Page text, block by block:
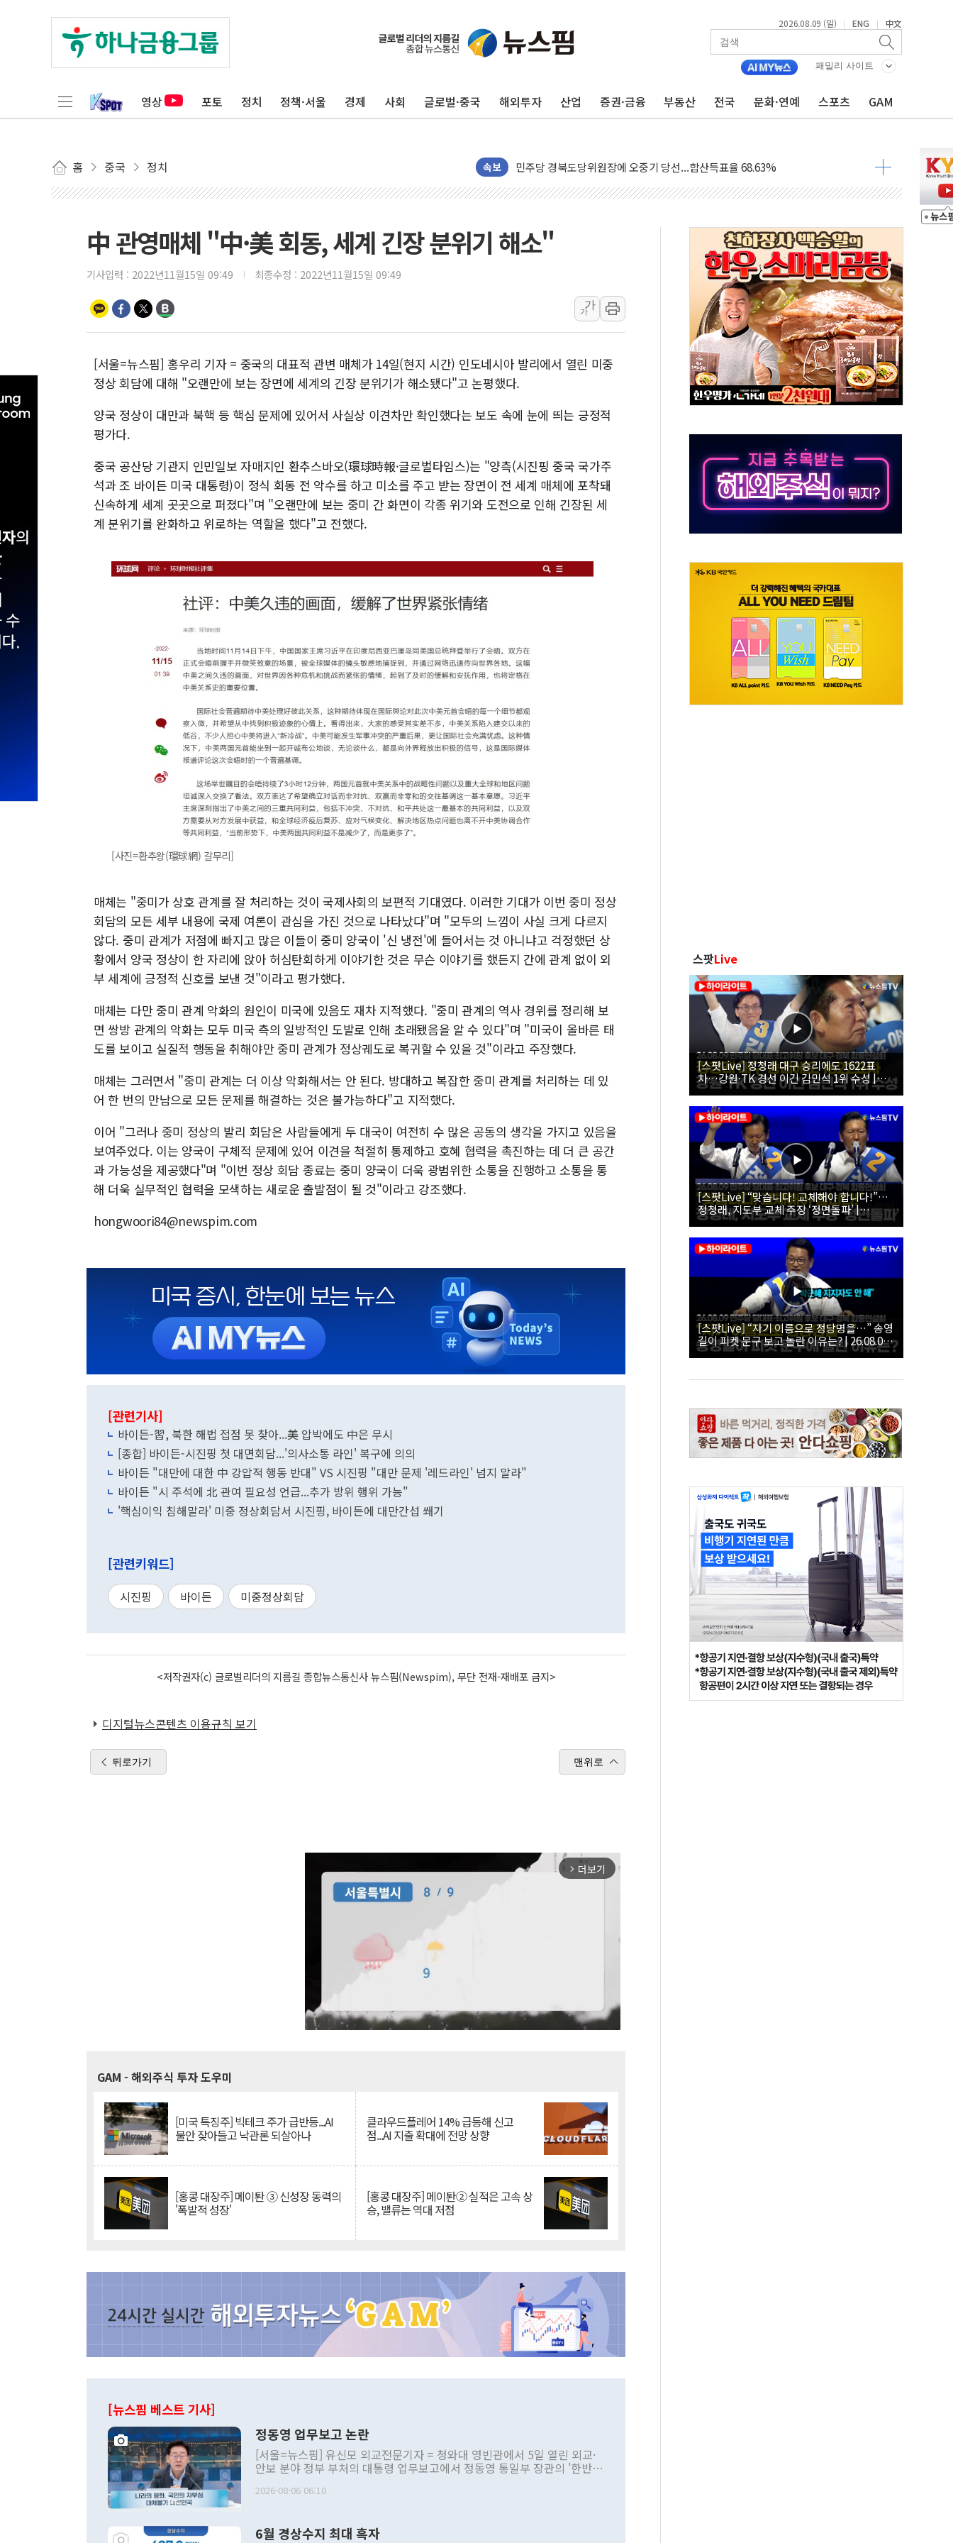
2026.08.09 (일) | ENG | 中文
패밀리 사이트
영상 포토 정치 정책·서울 경제 사회 글로벌·중국 해외투자 산업 증권·금융 부동산 전국 문화·연예 스포츠 GAM
홈 중국 정치 속보
125mm 폭우 쏟아진 울진...'두천~하당'·'올미골교' 차량 통행 선제 제한
포항 블루밸리 국가산단에 '철강 AI융합실증센터' 들어선다
상주 낙동강 선착장 하류서 50대 숨진 채 발견...경찰, 조사 중
민주당 경북도당위원장에 오중기 당선...합산득표율 68.63%
인천서 말다툼 중 어머니 살해 10대 구속…범행 후 반려견도 죽여
[속보] 민주, 강원·대구·경북 경선 결과...김민석 48.54% 정청래 44.40%
[속보] 민주, 경북 경선 결과 발표...김민석 47.37% 정청래 45.71% 송영길 6.92%
[속보] 민주, 대구 경선 결과 발표...정청래 47.82% 김민석 46.35% 송영길 5.83%
[속보] 민주, 강원 경선 결과 발표...김민석 50.30% 정청래 41.94% 송영길 7.76%
정재헌 CEO, SKT 장기고객 400명 맞이…"마음 잇는 시간 되길"
최태원, 노소영에 9440억 지급 확정되나…재상고 앞두고 막판 셈법
하나금융, 명동 소상공인에 '행복상자' 전달
인천시 광복절 현수막 '태극기 거꾸로' 논란…이틀만에 철거
병무청, 보충역 전면 손질… 예술·체육요원 최대 33% 감축
홈플러스發 대형마트 판매, 역대 최대폭 감소한 9.4%↓…유통업계 양극화 심화
'호우·산사태 주의보' 울진 시간당 30mm 강한 비...호우 피해 없어
中 관영매체 "中·美 회동, 세계 긴장 분위기 해소"
기사입력 : 2022년11월15일 09:49 최종수정 : 2022년11월15일 09:49
가
가
[서울=뉴스핌] 홍우리 기자 = 중국의 대표적 관변 매체가 14일(현지 시간) 인도네시아 발리에서 열린 미중
정상 회담에 대해 "오랜만에 보는 장면에 세계의 긴장 분위기가 해소됐다"고 논평했다.
양국 정상이 대만과 북핵 등 핵심 문제에 있어서 사실상 이견차만 확인했다는 보도 속에 눈에 띄는 긍정적
평가다.
중국 공산당 기관지 인민일보 자매지인 환추스바오(環球時報·글로벌타임스)는 "양측(시진핑 중국 국가주
석과 조 바이든 미국 대통령)이 정식 회동 전 악수를 하고 미소를 주고 받는 장면이 전 세계 매체에 포착돼
신속하게 세계 곳곳으로 퍼졌다"며 "오랜만에 보는 중미 간 화면이 각종 위기와 도전으로 인해 긴장된 세
계 분위기를 완화하고 위로하는 역할을 했다"고 전했다.
[사진=환추왕(環球網) 갈무리]
매체는 "중미가 상호 관계를 잘 처리하는 것이 국제사회의 보편적 기대였다. 이러한 기대가 이번 중미 정상
회담의 모든 세부 내용에 국제 여론이 관심을 가진 것으로 나타났다"며 "모두의 느낌이 사실 크게 다르지
않다. 중미 관계가 저점에 빠지고 많은 이들이 중미 양국이 '신 냉전'에 들어서는 것 아니냐고 걱정했던 상
황에서 양국 정상이 한 자리에 앉아 허심탄회하게 이야기한 것은 무슨 이야기를 했든지 간에 관계 없이 외
부 세계에 긍정적 신호를 보낸 것"이라고 평가했다.
매체는 다만 중미 관계 악화의 원인이 미국에 있음도 재차 지적했다. "중미 관계의 역사 경위를 정리해 보
면 쌍방 관계의 악화는 모두 미국 측의 일방적인 도발로 인해 초래됐음을 알 수 있다"며 "미국이 올바른 태
도를 보이고 실질적 행동을 취해야만 중미 관계가 정상궤도로 복귀할 수 있을 것"이라고 주장했다.
매체는 그러면서 "중미 관계는 더 이상 악화해서는 안 된다. 방대하고 복잡한 중미 관계를 처리하는 데 있
어 한 번의 만남으로 모든 문제를 해결하는 것은 불가능하다"고 지적했다.
이어 "그러나 중미 정상의 발리 회담은 사람들에게 두 대국이 여전히 수 많은 공동의 생각을 가지고 있음을
보여주었다. 이는 양국이 구체적 문제에 있어 이견을 척절히 통제하고 호혜 협력을 촉진하는 데 더 큰 공간
과 가능성을 제공했다"며 "이번 정상 회담 종료는 중미 양국이 더욱 광범위한 소통을 진행하고 소통을 통
해 더욱 실무적인 협력을 모색하는 새로운 출발점이 될 것"이라고 강조했다.
hongwoori84@newspim.com
[관련기사]
바이든-習, 북한 해법 접점 못 찾아...美 압박에도 中은 무시
[종합] 바이든-시진핑 첫 대면회담...'의사소통 라인' 복구에 의의
바이든 "대만에 대한 中 강압적 행동 반대" VS 시진핑 "대만 문제 '레드라인' 넘지 말라"
바이든 "시 주석에 北 관여 필요성 언급...추가 방위 행위 가능"
'핵심이익 침해말라' 미중 정상회담서 시진핑, 바이든에 대만간섭 쐐기
[관련키워드]
시진핑 바이든 미중정상회담
<저작권자(c) 글로벌리더의 지름길 종합뉴스통신사 뉴스핌(Newspim), 무단 전재-재배포 금지>
디지털뉴스콘텐츠 이용규칙 보기
뒤로가기 맨위로
arrow_forward_ios 더보기
GAM - 해외주식 투자 도우미
[미국 특징주] 빅테크 주가 급반등...AI
불안 잦아들고 낙관론 되살아나
클라우드플레어 14% 급등해 신고
점...AI 지출 확대에 전망 상향
[홍콩 대장주] 메이퇀 ③ 신성장 동력의
'폭발적 성장'
[홍콩 대장주] 메이퇀② 실적은 고속 상
승, 밸류는 역대 저점
[뉴스핌 베스트 기사]
정동영 업무보고 논란
[서울=뉴스핌] 유신모 외교전문기자 = 청와대 영빈관에서 5일 열린 외교·
안보 분야 정부 부처의 대통령 업무보고에서 정동영 통일부 장관의 '한반도
발언 중에는 정부 내 조율을 거치지 않은 사안을 정책으로 추진하겠다고 공
주의적 희망에 근거한 비현실적 구상'이라는 비판을 내놨다. 그동안 정 장
2026-08-06 06:10
6월 경상수지 최대 흑자
스팟Live
[스팟Live] 정청래 대구 승리에도 1622표
차…강원·TK 경선 이긴 김민석 1위 수성 |
26.08.09 더불어민주당 당대표·최고위원 후
보 대구·경북 합동연설회
[스팟Live] “맞습니다! 교체해야 합니다!”…
정청래, 지도부 교체 주장 ‘정면돌파’ |
26.08.09 더불어민주당 당대표·최고위원 후
보 대구·경북 합동연설회
[스팟Live] “자기 이름으로 정당명을…” 송영
길이 피켓 문구 보고 놀란 이유는? | 26.08.09
더불어민주당 당대표·최고위원 후보 대구·경